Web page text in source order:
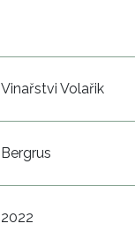
Vinařstvi Volařik
Bergrus
2022